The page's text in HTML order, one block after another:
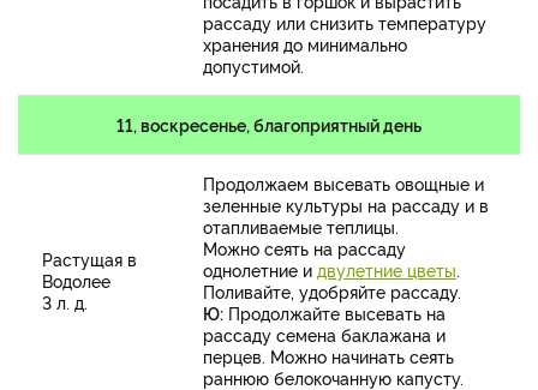
рассаду или снизить температуру
хранения до минимально
допустимой.
11, воскресенье, благоприятный день
Растущая в
Водолее
3 л. д.
Продолжаем высевать овощные и
зеленные культуры на рассаду и в
отапливаемые теплицы.
Можно сеять на рассаду
однолетние и двулетние цветы.
Поливайте, удобряйте рассаду.
Ю: Продолжайте высевать на
рассаду семена баклажана и
перцев. Можно начинать сеять
раннюю белокочанную капусту.